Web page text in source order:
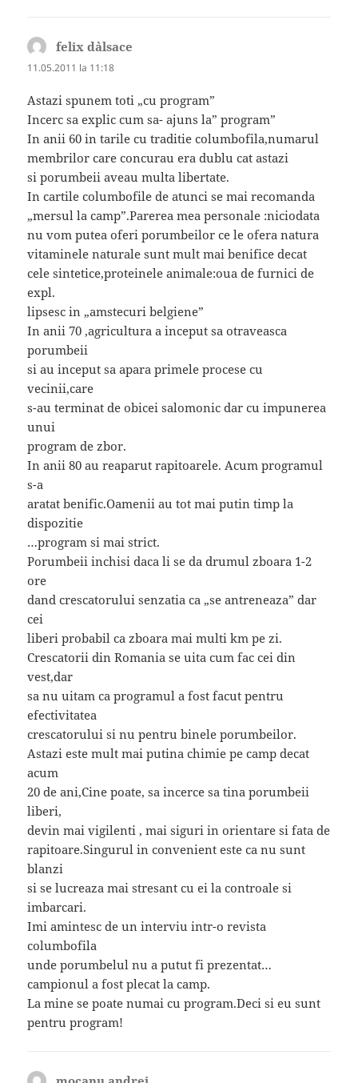
felix d`alsace
11.05.2011 la 11:18
Astazi spunem toti „cu program”
Incerc sa explic cum sa- ajuns la” program”
In anii 60 in tarile cu traditie columbofila,numarul
membrilor care concurau era dublu cat astazi
si porumbeii aveau multa libertate.
In cartile columbofile de atunci se mai recomanda
„mersul la camp”.Parerea mea personale :niciodata
nu vom putea oferi porumbeilor ce le ofera natura
vitaminele naturale sunt mult mai benifice decat
cele sintetice,proteinele animale:oua de furnici de
expl.
lipsesc in „amstecuri belgiene”
In anii 70 ,agricultura a inceput sa otraveasca
porumbeii
si au inceput sa apara primele procese cu
vecinii,care
s-au terminat de obicei salomonic dar cu impunerea
unui
program de zbor.
In anii 80 au reaparut rapitoarele. Acum programul
s-a
aratat benific.Oamenii au tot mai putin timp la
dispozitie
…program si mai strict.
Porumbeii inchisi daca li se da drumul zboara 1-2
ore
dand crescatorului senzatia ca „se antreneaza” dar
cei
liberi probabil ca zboara mai multi km pe zi.
Crescatorii din Romania se uita cum fac cei din
vest,dar
sa nu uitam ca programul a fost facut pentru
efectivitatea
crescatorului si nu pentru binele porumbeilor.
Astazi este mult mai putina chimie pe camp decat
acum
20 de ani,Cine poate, sa incerce sa tina porumbeii
liberi,
devin mai vigilenti , mai siguri in orientare si fata de
rapitoare.Singurul in convenient este ca nu sunt
blanzi
si se lucreaza mai stresant cu ei la controale si
imbarcari.
Imi amintesc de un interviu intr-o revista
columbofila
unde porumbelul nu a putut fi prezentat…
campionul a fost plecat la camp.
La mine se poate numai cu program.Deci si eu sunt
pentru program!